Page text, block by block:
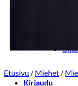
Kirjaudu
Etusivu / Miehet /